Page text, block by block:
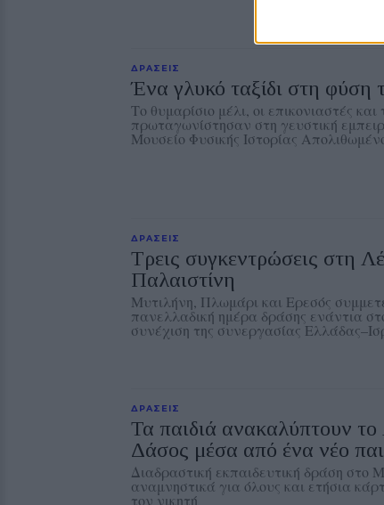
ΔΡΑΣΕΙΣ
Ένα γλυκό ταξίδι στη φύση
Το θυμαρίσιο μέλι, οι επικονιαστές
πρωταγωνίστησαν στη γευστική
Μουσείο Φυσικής Ιστορίας
ΔΡΑΣΕΙΣ
Τρεις συγκεντρώσεις στη
Παλαιστίνη
Μυτιλήνη, Πλωμάρι και Ερεσός
πανελλαδική ημέρα δράσης ενάντια
συνέχιση της συνεργασίας
ΔΡΑΣΕΙΣ
Τα παιδιά ανακαλύπτουν
Δάσος μέσα από ένα νέο
Διαδραστική εκπαιδευτική δράση στο
αναμνηστικά για όλους και ετήσια
τον νικητή